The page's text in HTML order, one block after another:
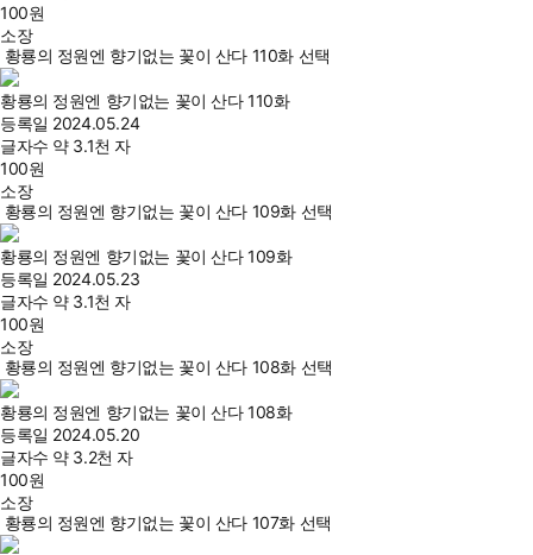
100원
소장
황룡의 정원엔 향기없는 꽃이 산다 110화 선택
황룡의 정원엔 향기없는 꽃이 산다 110화
등록일 2024.05.24
글자수 약 3.1천 자
100원
소장
황룡의 정원엔 향기없는 꽃이 산다 109화 선택
황룡의 정원엔 향기없는 꽃이 산다 109화
등록일 2024.05.23
글자수 약 3.1천 자
100원
소장
황룡의 정원엔 향기없는 꽃이 산다 108화 선택
황룡의 정원엔 향기없는 꽃이 산다 108화
등록일 2024.05.20
글자수 약 3.2천 자
100원
소장
황룡의 정원엔 향기없는 꽃이 산다 107화 선택